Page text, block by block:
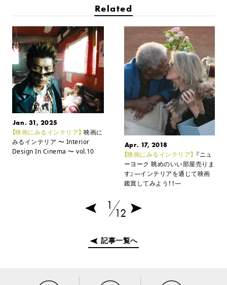
Related
Jan. 31, 2025
【映画にみるインテリア】 映画に
みるインテリア 〜 Interior
Design In Cinema 〜 vol.10
Apr. 17, 2018
【映画にみるインテリア】 『ニュ
ーヨーク 眺めのいい部屋売りま
す』―インテリアを通じて映画
鑑賞してみよう！！―
1
12
記事一覧へ